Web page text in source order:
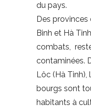
du pays.
Des
Binh et Hà
combats,
contaminées.
Lôc (Hà Tinh),
bourgs sont
habitants à